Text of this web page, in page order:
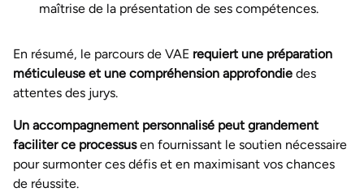
maîtrise de la présentation de ses compétences.
En résumé, le parcours de VAE requiert une préparation
méticuleuse et une compréhension approfondie des
attentes des jurys.
Un accompagnement personnalisé peut grandement
faciliter ce processusen fournissant le soutien nécessaire
pour surmonter ces défis et en maximisant vos chances
de réussite.